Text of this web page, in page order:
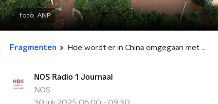
foto: ANP
Fragmenten Hoe wordt er in China omgegaan met de toenemende extreme weersomstandigheden?
NOS Radio 1 Journaal
NOS